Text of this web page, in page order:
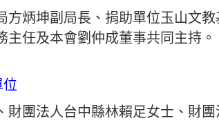
方炳坤副局長、捐助單位玉山文
主任及本會劉仲成董事共同主持。
財團法人台中縣林賴足女士、財